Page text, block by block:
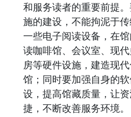
和服务读者的重要前提
施的建设，不能拘泥于
一些电子阅读设备，在
读咖啡馆、会议室、现
房等硬件设施，建造现
馆；同时要加强自身的
设，提高馆藏质量，让
捷，不断改善服务环境。